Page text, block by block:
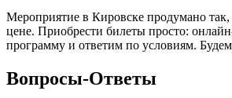
Мероприятие в Кировске продумано
цене. Приобрести билеты просто:
программу и ответим по условиям.
Вопросы-Ответы